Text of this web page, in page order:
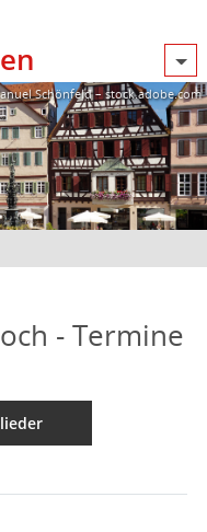
Schönfeld – stock.adobe.com
- Termine